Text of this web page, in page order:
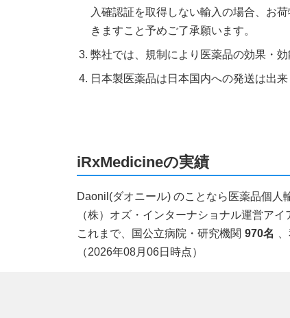
入確認証を取得しない輸入の場合、お
きますこと予めご了承願います。
弊社では、規制により医薬品の効果・
日本製医薬品は日本国内への発送は出
iRxMedicineの実績
Daonil(ダオニール) のことなら医薬品個人
（株）オズ・インターナショナル運営ア
これまで、国公立病院・研究機関 970名
（2026年08月06日時点）